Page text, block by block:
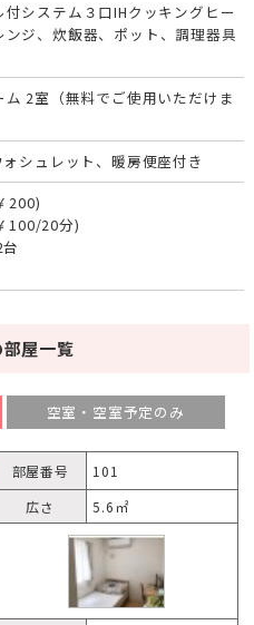
システム３口IHクッキングヒー
ンジ、炊飯器、ポット、調理器具
ム 2室（無料でご使用いただけま
シュレット、暖房便座付き
200)
100/20分)
屋一覧
空室・空室予定のみ
部屋番号
101
広さ 5.6㎡